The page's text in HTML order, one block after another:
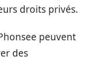
droits privés.
peuvent
des